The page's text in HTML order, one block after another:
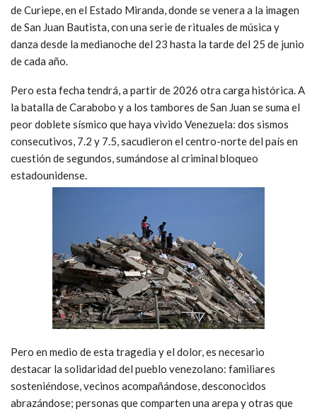
de Curiepe, en el Estado Miranda, donde se venera a la imagen
de San Juan Bautista, con una serie de rituales de música y
danza desde la medianoche del 23 hasta la tarde del 25 de junio
de cada año.
Pero esta fecha tendrá, a partir de 2026 otra carga histórica. A
la batalla de Carabobo y a los tambores de San Juan se suma el
peor doblete sísmico que haya vivido Venezuela: dos sismos
consecutivos, 7.2 y 7.5, sacudieron el centro-norte del país en
cuestión de segundos, sumándose al criminal bloqueo
estadounidense.
Pero en medio de esta tragedia y el dolor, es necesario
destacar la solidaridad del pueblo venezolano: familiares
sosteniéndose, vecinos acompañándose, desconocidos
abrazándose; personas que comparten una arepa y otras que